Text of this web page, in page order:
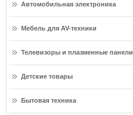
Автомобильная электроника
Мебель для AV-техники
Телевизоры и плазменные панели
Детские товары
Бытовая техника